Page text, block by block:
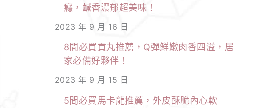
癮，鹹香濃郁超美味！
2023 年 9 月 16 日
8間必買貢丸推薦，Q彈鮮嫩肉香四溢，居
家必備好夥伴！
2023 年 9 月 15 日
5間必買馬卡龍推薦，外皮酥脆內心軟